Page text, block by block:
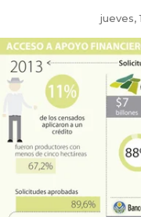
jueves,